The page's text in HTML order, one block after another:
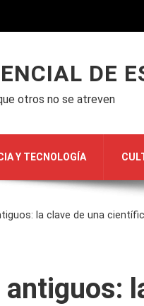
DE
otros no se atreven
Y TECNOLOGÍA
la clave de una
antiguos: